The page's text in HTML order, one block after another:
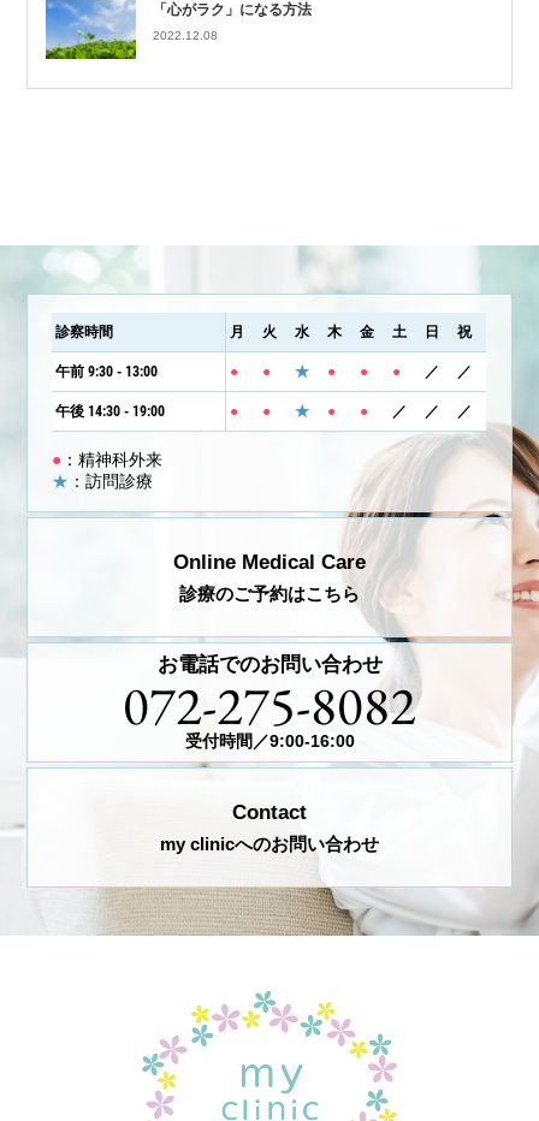
「心がラク」になる方法
2022.12.08
診察時間 月 火 水 木 金 土 日 祝
午前 9:30 - 13:00 ● ● ★ ● ● ● ／ ／
午後 14:30 - 19:00 ● ● ★ ● ● ／ ／ ／
● ：精神科外来
★ ：訪問診療
Online Medical Care
診療のご予約はこちら
お電話でのお問い合わせ
072-275-8082
受付時間／9:00-16:00
Contact
my clinicへのお問い合わせ